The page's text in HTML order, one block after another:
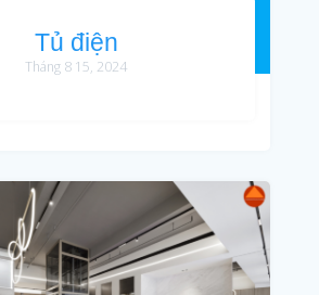
Tủ điện
Tháng 8 15, 2024